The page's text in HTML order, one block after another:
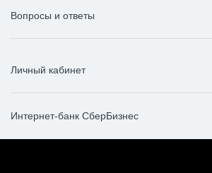
Вопросы и ответы
Личный кабинет
Интернет-банк СберБизнес